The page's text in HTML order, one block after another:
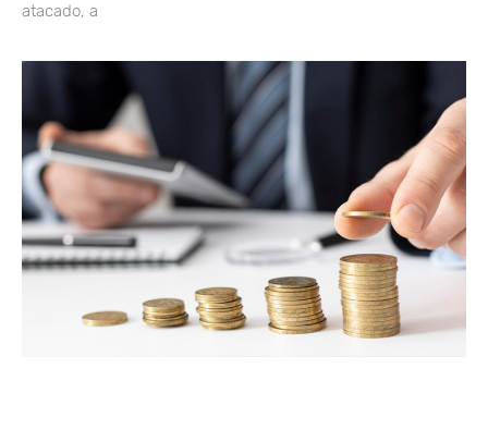
atacado, a